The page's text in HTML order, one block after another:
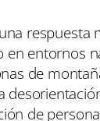
respuesta
en entornos
de
de